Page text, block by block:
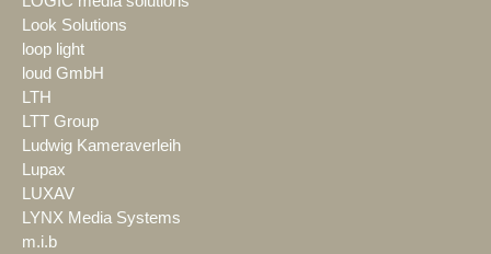
Look Solutions
loop light
loud GmbH
LTH
LTT Group
Ludwig Kameraverleih
Lupax
LUXAV
LYNX Media Systems
m.i.b